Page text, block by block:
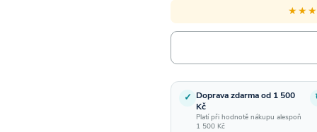
✓ Doprava zdarma od 1 500
Kč
Platí při hodnotě nákupu alespoň
1 500 Kč